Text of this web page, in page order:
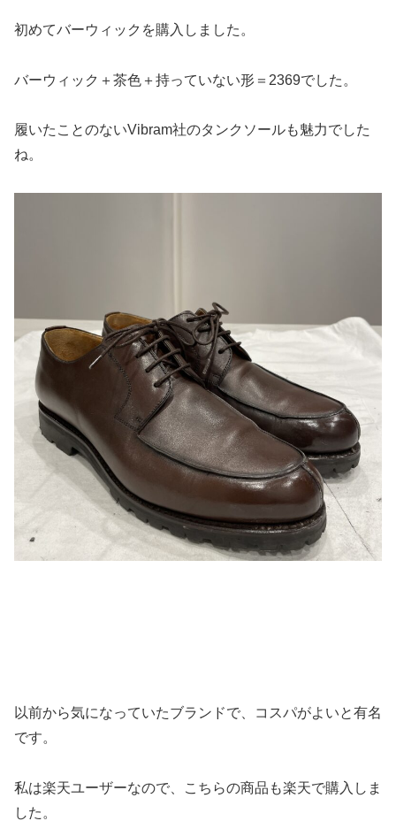
初めてバーウィックを購入しました。
バーウィック＋茶色＋持っていない形＝2369でした。
履いたことのないVibram社のタンクソールも魅力でした
ね。
以前から気になっていたブランドで、コスパがよいと有名
です。
私は楽天ユーザーなので、こちらの商品も楽天で購入しま
した。